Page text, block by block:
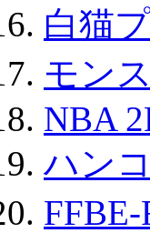
白猫
モン
NBA
ハン